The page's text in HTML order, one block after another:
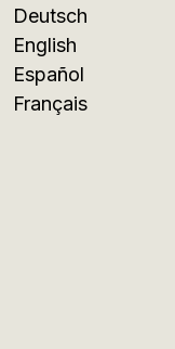
Deutsch
English
Español
Français